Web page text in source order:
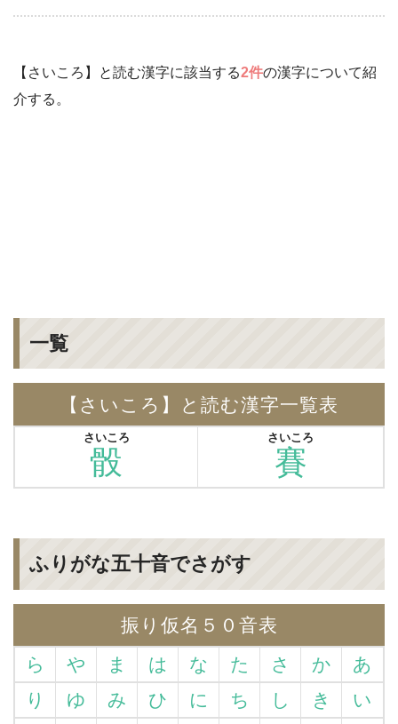
【さいころ】と読む漢字に該当する2件の漢字について紹
介する。
一覧
【さいころ】と読む漢字一覧表
骰
さいころ
賽
さいころ
ふりがな五十音でさがす
振り仮名５０音表
ら
や ま は な た さ か
あ
り
ゆ み ひ に ち し き
い